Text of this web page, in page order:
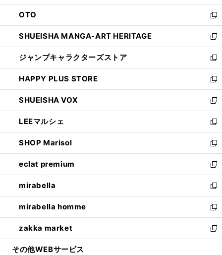
ウ
で
開
く
ン
ド
ウ
で
開
く
OTO
新
し
い
ウ
ィ
ン
ド
ウ
で
開
く
SHUEISHA MANGA-ART HERITAGE
新
し
い
ウ
ィ
ン
ド
ウ
で
開
く
ジャンプキャラクターズストア
新
し
い
ウ
ィ
ン
ド
ウ
で
開
く
HAPPY PLUS STORE
新
し
い
ウ
ィ
ン
ド
ウ
で
開
く
SHUEISHA VOX
新
し
い
ウ
ィ
ン
ド
ウ
で
開
く
LEEマルシェ
新
し
い
ウ
ィ
ン
ド
ウ
で
開
く
SHOP Marisol
新
し
い
ウ
ィ
ン
ド
ウ
で
開
eclat premium
新
し
い
ウ
ィ
ン
ド
ウ
mirabella
新
し
い
ウ
ィ
ン
mirabella homme
新
し
い
ウ
zakka market
新
し
その他WEBサービス